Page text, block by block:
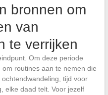
bronnen om
van
te verrijken
Om deze periode
routines aan te nemen die
tijd voor
elke daad telt. Voor jezelf